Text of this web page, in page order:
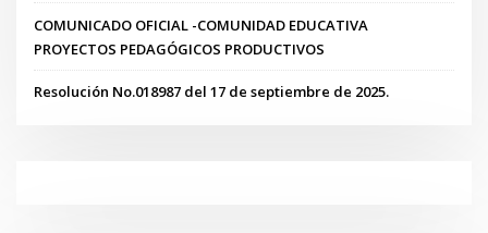
COMUNICADO OFICIAL -COMUNIDAD EDUCATIVA
PROYECTOS PEDAGÓGICOS PRODUCTIVOS
Resolución No.018987 del 17 de septiembre de 2025.